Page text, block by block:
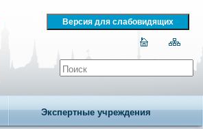
Экспертные учреждения